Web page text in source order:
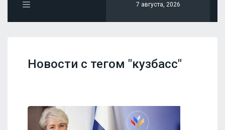
7 августа, 2026
Новости с тегом "кузбасс"